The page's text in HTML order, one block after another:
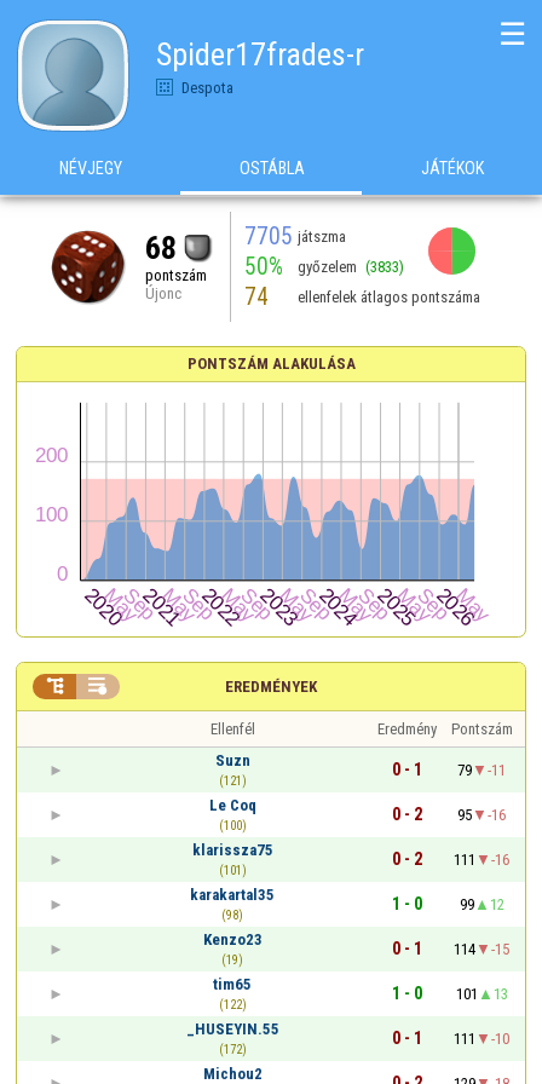
Spider17frades-r
Despota
☰
NÉVJEGY OSTÁBLA JÁTÉKOK
68
pontszám
Újonc
7705 játszma
50% győzelem (3833)
74 ellenfelek átlagos pontszáma
PONTSZÁM ALAKULÁSA
EREDMÉNYEK
 
Ellenfél Eredmény
Pontszám
Suzn
(121)
0 - 1 79
-11
Le Coq
(100)
0 - 2 95
-16
klarissza75
(101)
0 - 2 111
-16
karakartal35
(98)
1 - 0 99
12
Kenzo23
(19)
0 - 1 114
-15
tim65
(122)
1 - 0 101
13
_HUSEYIN.55
(172)
0 - 1 111
-10
Michou2